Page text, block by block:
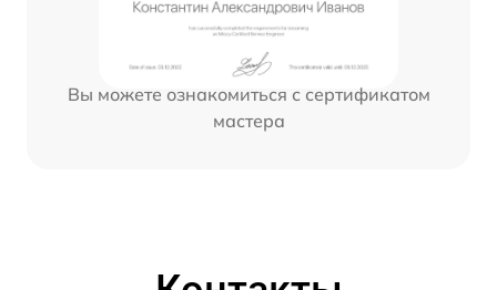
Вы можете ознакомиться с сертификатом
мастера